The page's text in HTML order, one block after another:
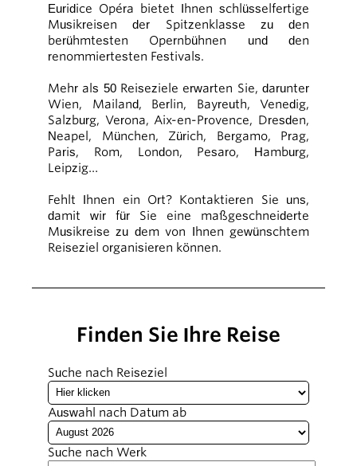
Euridice Opéra bietet Ihnen schlüsselfertige
Musikreisen der Spitzenklasse zu den
berühmtesten Opernbühnen und den
renommiertesten Festivals.
Mehr als 50 Reiseziele erwarten Sie, darunter
Wien, Mailand, Berlin, Bayreuth, Venedig,
Salzburg, Verona, Aix-en-Provence, Dresden,
Neapel, München, Zürich, Bergamo, Prag,
Paris, Rom, London, Pesaro, Hamburg,
Leipzig…
Fehlt Ihnen ein Ort? Kontaktieren Sie uns,
damit wir für Sie eine maßgeschneiderte
Musikreise zu dem von Ihnen gewünschtem
Reiseziel organisieren können.
Finden Sie Ihre Reise
Suche nach Reiseziel
Auswahl nach Datum ab
Suche nach Werk